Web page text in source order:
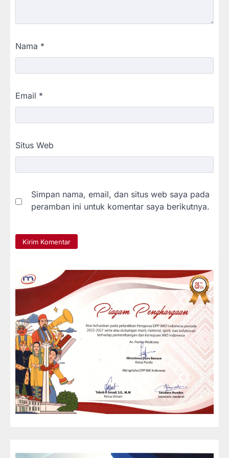
Nama *
Email *
Situs Web
Simpan nama, email, dan situs web saya pada
peramban ini untuk komentar saya berikutnya.